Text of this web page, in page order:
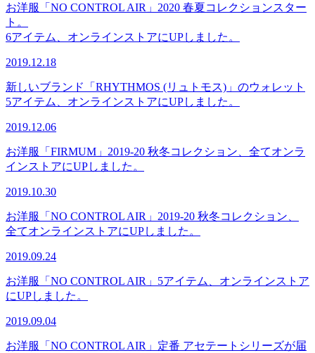
お洋服「NO CONTROL AIR」2020 春夏コレクションスター
ト。
6アイテム、オンラインストアにUPしました。
2019.12.18
新しいブランド「RHYTHMOS (リュトモス)」のウォレット
5アイテム、オンラインストアにUPしました。
2019.12.06
お洋服「FIRMUM」2019-20 秋冬コレクション、全てオンラ
インストアにUPしました。
2019.10.30
お洋服「NO CONTROL AIR」2019-20 秋冬コレクション、
全てオンラインストアにUPしました。
2019.09.24
お洋服「NO CONTROL AIR」5アイテム、オンラインストア
にUPしました。
2019.09.04
お洋服「NO CONTROL AIR」定番 アセテートシリーズが届